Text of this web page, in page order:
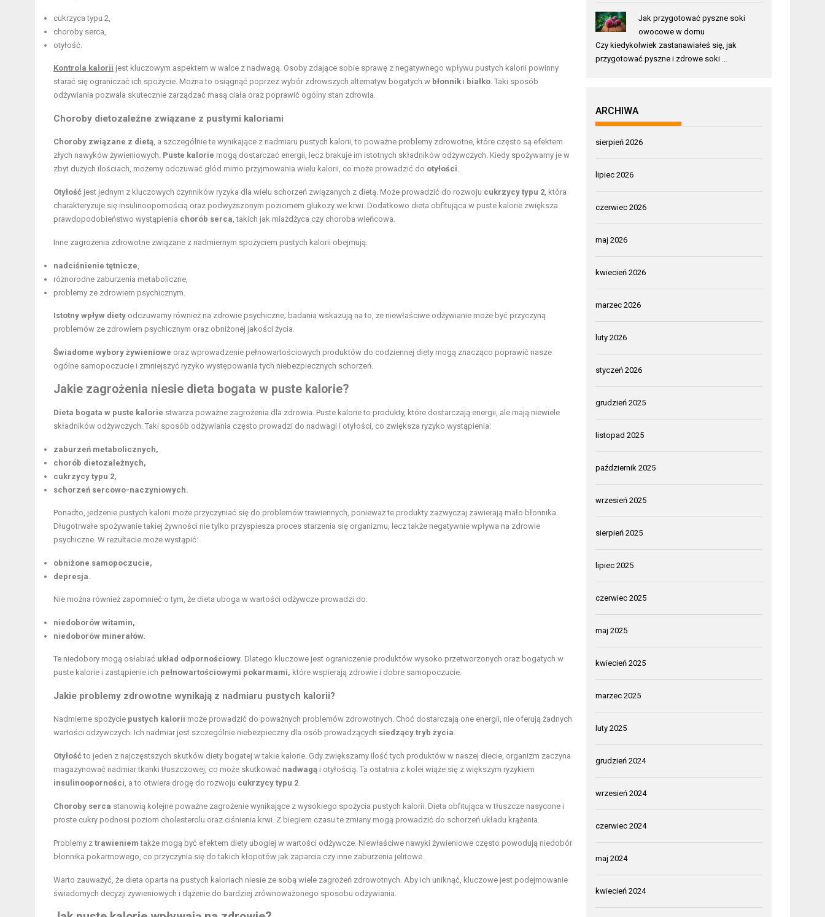
cukrzyca typu 2,
choroby serca,
otyłość.
Kontrola kalorii jest kluczowym aspektem w walce z nadwagą. Osoby zdające sobie sprawę z negatywnego wpływu pustych kalorii powinny
starać się ograniczać ich spożycie. Można to osiągnąć poprzez wybór zdrowszych alternatyw bogatych w błonnik i białko . Taki sposób
odżywiania pozwala skutecznie zarządzać masą ciała oraz poprawić ogólny stan zdrowia.
Choroby dietozależne związane z pustymi kaloriami
Choroby związane z dietą , a szczególnie te wynikające z nadmiaru pustych kalorii, to poważne problemy zdrowotne, które często są efektem
złych nawyków żywieniowych. Puste kalorie mogą dostarczać energii, lecz brakuje im istotnych składników odżywczych. Kiedy spożywamy je w
zbyt dużych ilościach, możemy odczuwać głód mimo przyjmowania wielu kalorii, co może prowadzić do otyłości
Otyłość jest jednym z kluczowych czynników ryzyka dla wielu schorzeń związanych z dietą. Może prowadzić do rozwoju cukrzycy typu 2 , która
charakteryzuje się insulinoopornością oraz podwyższonym poziomem glukozy we krwi. Dodatkowo dieta obfitująca w puste kalorie zwiększa
prawdopodobieństwo wystąpienia chorób serca , takich jak miażdżyca czy choroba wieńcowa.
Inne zagrożenia zdrowotne związane z nadmiernym spożyciem pustych kalorii obejmują:
nadciśnienie tętnicze
różnorodne zaburzenia metaboliczne,
problemy ze zdrowiem psychicznym.
Istotny wpływ diety odczuwamy również na zdrowie psychiczne; badania wskazują na to, że niewłaściwe odżywianie może być przyczyną
problemów ze zdrowiem psychicznym oraz obniżonej jakości życia.
Świadome wybory żywieniowe oraz wprowadzenie pełnowartościowych produktów do codziennej diety mogą znacząco poprawić nasze
ogólne samopoczucie i zmniejszyć ryzyko występowania tych niebezpiecznych schorzeń.
Jakie zagrożenia niesie dieta bogata w puste kalorie?
Dieta bogata w puste kalorie stwarza poważne zagrożenia dla zdrowia. Puste kalorie to produkty, które dostarczają energii, ale mają niewiele
składników odżywczych. Taki sposób odżywiania często prowadzi do nadwagi i otyłości, co zwiększa ryzyko wystąpienia:
zaburzeń metabolicznych,
chorób dietozależnych,
cukrzycy typu 2,
schorzeń sercowo-naczyniowych.
Ponadto, jedzenie pustych kalorii może przyczyniać się do problemów trawiennych, ponieważ te produkty zazwyczaj zawierają mało błonnika.
Długotrwałe spożywanie takiej żywności nie tylko przyspiesza proces starzenia się organizmu, lecz także negatywnie wpływa na zdrowie
psychiczne. W rezultacie może wystąpić:
obniżone samopoczucie,
depresja.
Nie można również zapomnieć o tym, że dieta uboga w wartości odżywcze prowadzi do:
niedoborów witamin,
niedoborów minerałów.
Te niedobory mogą osłabiać układ odpornościowy. Dlatego kluczowe jest ograniczenie produktów wysoko przetworzonych oraz bogatych w
puste kalorie i zastąpienie ich pełnowartościowymi pokarmami, które wspierają zdrowie i dobre samopoczucie.
Jakie problemy zdrowotne wynikają z nadmiaru pustych kalorii?
Nadmierne spożycie pustych kalorii może prowadzić do poważnych problemów zdrowotnych. Choć dostarczają one energii, nie oferują żadnych
wartości odżywczych. Ich nadmiar jest szczególnie niebezpieczny dla osób prowadzących siedzący tryb życia
Otyłośćto jeden z najczęstszych skutków diety bogatej w takie kalorie. Gdy zwiększamy ilość tych produktów w naszej diecie, organizm zaczyna
magazynować nadmiar tkanki tłuszczowej, co może skutkować nadwagą i otyłością. Ta ostatnia z kolei wiąże się z większym ryzykiem
insulinooporności , a to otwiera drogę do rozwoju cukrzycy typu 2
Choroby serca stanowią kolejne poważne zagrożenie wynikające z wysokiego spożycia pustych kalorii. Dieta obfitująca w tłuszcze nasycone i
proste cukry podnosi poziom cholesterolu oraz ciśnienia krwi. Z biegiem czasu te zmiany mogą prowadzić do schorzeń układu krążenia.
Problemy z trawieniem także mogą być efektem diety ubogiej w wartości odżywcze. Niewłaściwe nawyki żywieniowe często powodują niedobór
błonnika pokarmowego, co przyczynia się do takich kłopotów jak zaparcia czy inne zaburzenia jelitowe.
Warto zauważyć, że dieta oparta na pustych kaloriach niesie ze sobą wiele zagrożeń zdrowotnych. Aby ich uniknąć, kluczowe jest podejmowanie
świadomych decyzji żywieniowych i dążenie do bardziej zrównoważonego sposobu odżywiania.
Jak przygotować pyszne soki
owocowe w domu
Czy kiedykolwiek zastanawiałeś się, jak
przygotować pyszne i zdrowe soki …
ARCHIWA
sierpień 2026
lipiec 2026
czerwiec 2026
maj 2026
kwiecień 2026
marzec 2026
luty 2026
styczeń 2026
grudzień 2025
listopad 2025
październik 2025
wrzesień 2025
sierpień 2025
lipiec 2025
czerwiec 2025
maj 2025
kwiecień 2025
marzec 2025
luty 2025
grudzień 2024
wrzesień 2024
czerwiec 2024
maj 2024
kwiecień 2024